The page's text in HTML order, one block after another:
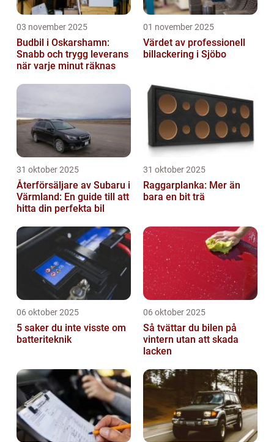
03 november 2025
Budbil i Oskarshamn:
Snabb och trygg leverans
när varje minut räknas
01 november 2025
Värdet av professionell
billackering i Sjöbo
31 oktober 2025
Återförsäljare av Subaru i
Värmland: En guide till att
hitta din perfekta bil
31 oktober 2025
Raggarplanka: Mer än
bara en bit trä
06 oktober 2025
5 saker du inte visste om
batteriteknik
06 oktober 2025
Så tvättar du bilen på
vintern utan att skada
lacken